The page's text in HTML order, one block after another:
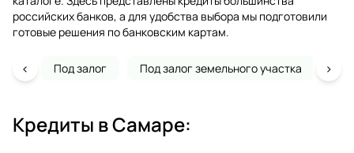
российских банков, а для удобства выбора мы подготовили
готовые решения по банковским картам.
Под залог Под залог земельного участка
‹ ›
Кредиты вСамаре: